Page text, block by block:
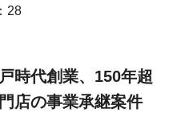
28
時代創業、150年超
店の事業承継案件